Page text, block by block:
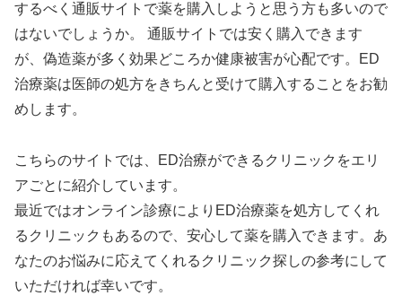
するべく通販サイトで薬を購入しようと思う方も多いので
はないでしょうか。 通販サイトでは安く購入できます
が、偽造薬が多く効果どころか健康被害が心配です。ED
治療薬は医師の処方をきちんと受けて購入することをお勧
めします。
こちらのサイトでは、ED治療ができるクリニックをエリ
アごとに紹介しています。
最近ではオンライン診療によりED治療薬を処方してくれ
るクリニックもあるので、安心して薬を購入できます。あ
なたのお悩みに応えてくれるクリニック探しの参考にして
いただければ幸いです。